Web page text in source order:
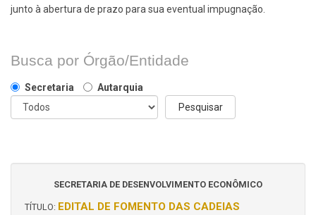
junto à abertura de prazo para sua eventual impugnação.
Busca por Órgão/Entidade
Secretaria Autarquia
SECRETARIA DE DESENVOLVIMENTO ECONÔMICO
TÍTULO: EDITAL DE FOMENTO DAS CADEIAS